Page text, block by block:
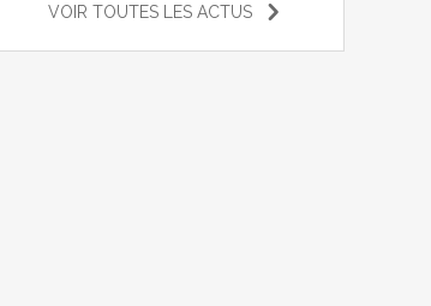
VOIR TOUTES LES ACTUS